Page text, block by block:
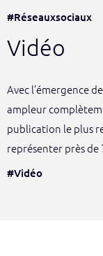
#Réseauxsociaux
Vidéo
Avec l’émergence
ampleur
publication le plus
représenter près de
#Vidéo